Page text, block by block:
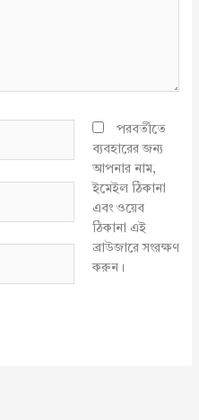
পরবর্তীতে
ব্যবহারের জন্য
আপনার নাম,
ইমেইল ঠিকানা
এবং ওয়েব
ঠিকানা এই
ব্রাউজারে সংরক্ষণ
করুন।